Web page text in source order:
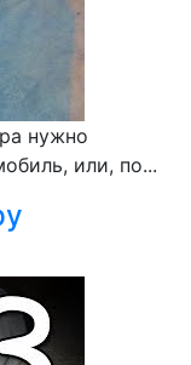
нужно
или, по...